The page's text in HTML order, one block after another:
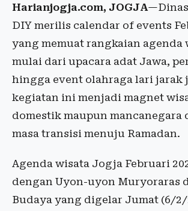
Harianjogja.com, JOGJA
DIY merilis calendar of events
yang memuat rangkaian agenda
mulai dari upacara adat Jawa,
hingga event olahraga lari jarak
kegiatan ini menjadi magnet
domestik maupun mancanegara
masa transisi menuju Ramadan.
Agenda wisata Jogja Februari
dengan Uyon-uyon Muryoraras
Budaya yang digelar Jumat (6/2/